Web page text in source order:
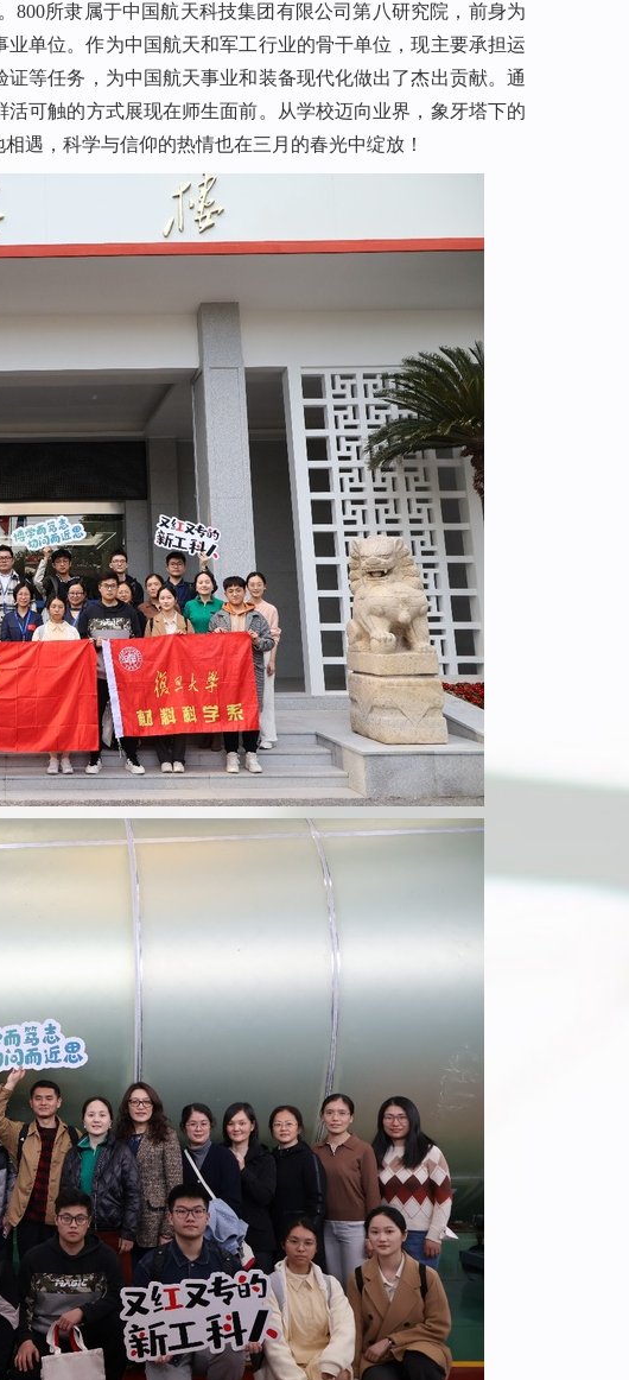
800所隶属于中国航天科技集团有限公司第八研究院，前身为
单位。作为中国航天和军工行业的骨干单位，现主要承担运
等任务，为中国航天事业和装备现代化做出了杰出贡献。通
可触的方式展现在师生面前。从学校迈向业界，象牙塔下的
遇，科学与信仰的热情也在三月的春光中绽放！